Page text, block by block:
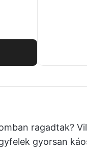
ragadtak?
gyorsan